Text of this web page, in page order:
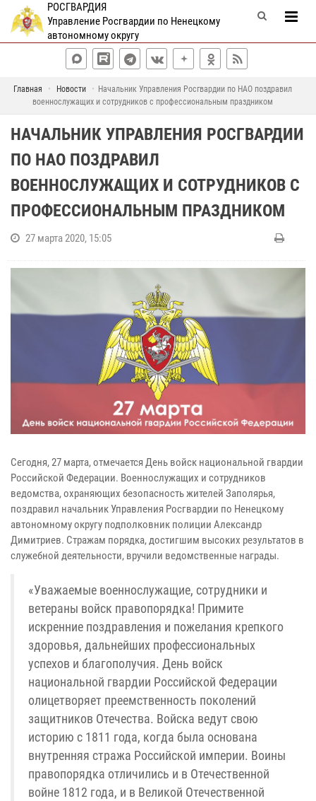
РОСГВАРДИЯ
Управление Росгвардии по Ненецкому
автономному округу
Главная Новости
Начальник Управления Росгвардии по НАО поздравил
военнослужащих и сотрудников с профессиональным праздником
НАЧАЛЬНИК УПРАВЛЕНИЯ РОСГВАРДИИ
ПО НАО ПОЗДРАВИЛ
ВОЕННОСЛУЖАЩИХ И СОТРУДНИКОВ С
ПРОФЕССИОНАЛЬНЫМ ПРАЗДНИКОМ
27 марта 2020, 15:05
Сегодня, 27 марта, отмечается День войск национальной гвардии
Российской Федерации. Военнослужащих и сотрудников
ведомства, охраняющих безопасность жителей Заполярья,
поздравил начальник Управления Росгвардии по Ненецкому
автономному округу подполковник полиции Александр
Димитриев. Стражам порядка, достигшим высоких результатов в
служебной деятельности, вручили ведомственные награды.
«Уважаемые военнослужащие, сотрудники и
ветераны войск правопорядка! Примите
искренние поздравления и пожелания крепкого
здоровья, дальнейших профессиональных
успехов и благополучия. День войск
национальной гвардии Российской Федерации
олицетворяет преемственность поколений
защитников Отечества. Войска ведут свою
историю с 1811 года, когда была основана
внутренняя стража Российской империи. Воины
правопорядка отличились и в Отечественной
войне 1812 года, и в Великой Отечественной